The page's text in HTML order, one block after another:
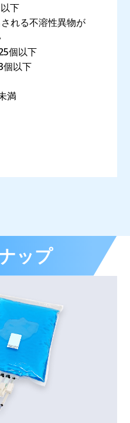
下
れる不溶性異物が
個以下
個以下
満
ップ